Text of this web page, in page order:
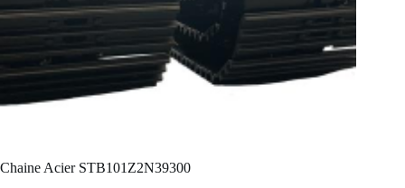
Chaine Acier STB101Z2N39300